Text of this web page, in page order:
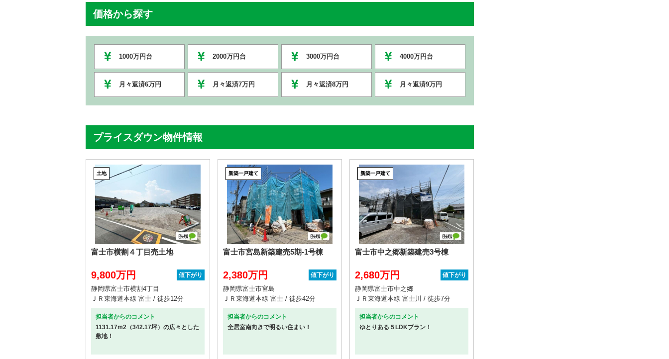
価格から探す
1000万円台 2000万円台 3000万円台 4000万円台
月々返済6万円 月々返済7万円 月々返済8万円 月々返済9万円
プライスダウン物件情報
富士市横割４丁目売土地
土地
9,800万円 値下がり
静岡県富士市横割4丁目
ＪＲ東海道本線 富士 / 徒歩12分
担当者からのコメント
1131.17m2（342.17坪）の広々とした
敷地！
富士市宮島新築建売5期-1号棟
新築一戸建て
2,380万円 値下がり
静岡県富士市宮島
ＪＲ東海道本線 富士 / 徒歩42分
担当者からのコメント
全居室南向きで明るい住まい！
富士市中之郷新築建売3号棟
新築一戸建て
2,680万円 値下がり
静岡県富士市中之郷
ＪＲ東海道本線 富士川 / 徒歩7分
担当者からのコメント
ゆとりある５LDKプラン！